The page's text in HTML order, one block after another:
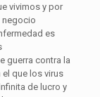
vivimos y por
negocio
es
guerra contra la
que los virus
de lucro y